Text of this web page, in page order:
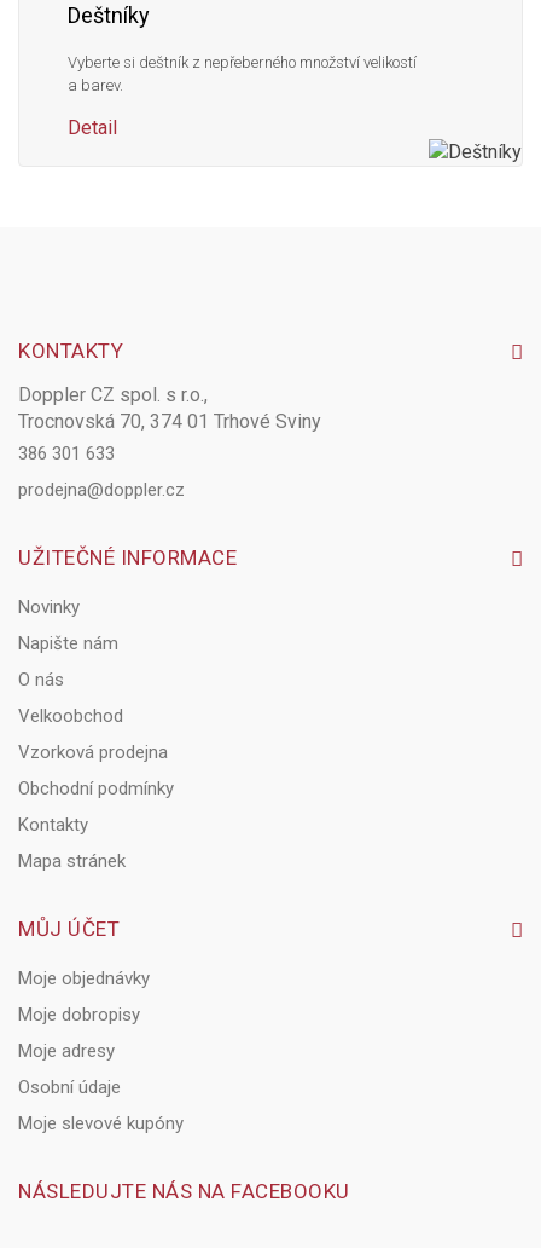
Deštníky
Vyberte si deštník z nepřeberného množství velikostí
a barev.
Detail
KONTAKTY
Doppler CZ spol. s r.o.,
Trocnovská 70, 374 01 Trhové Sviny
386 301 633
prodejna@doppler.cz
UŽITEČNÉ INFORMACE
Novinky
Napište nám
O nás
Velkoobchod
Vzorková prodejna
Obchodní podmínky
Kontakty
Mapa stránek
MŮJ ÚČET
Moje objednávky
Moje dobropisy
Moje adresy
Osobní údaje
Moje slevové kupóny
NÁSLEDUJTE NÁS NA FACEBOOKU